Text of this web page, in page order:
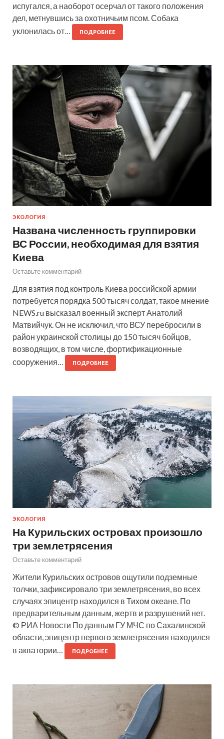
испугался, а наоборот осерчал от такого положения
дел, метнувшись за охотничьим псом. Собака
уклонилась от…
ПОДРОБНЕЕ
ЭКОЛОГИЯ
Названа численность группировки
ВС России, необходимая для взятия
Киева
Оставьте комментарий
Для взятия под контроль Киева российской армии
потребуется порядка 500 тысяч солдат, такое мнение
NEWS.ru высказал военный эксперт Анатолий
Матвийчук. Он не исключил, что ВСУ перебросили в
район украинской столицы до 150 тысяч бойцов,
возводящих, в том числе, фортификационные
сооружения…
ПОДРОБНЕЕ
ЭКОЛОГИЯ
На Курильских островах произошло
три землетрясения
Оставьте комментарий
Жители Курильских островов ощутили подземные
толчки, зафиксировало три землетрясения, во всех
случаях эпицентр находился в Тихом океане. По
предварительным данным, жертв и разрушений нет.
© РИА Новости По данным ГУ МЧС по Сахалинской
области, эпицентр первого землетрясения находился
в акватории…
ПОДРОБНЕЕ